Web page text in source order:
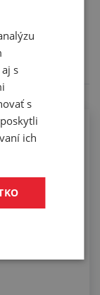
Konkrétnu
pri
s
s
ich